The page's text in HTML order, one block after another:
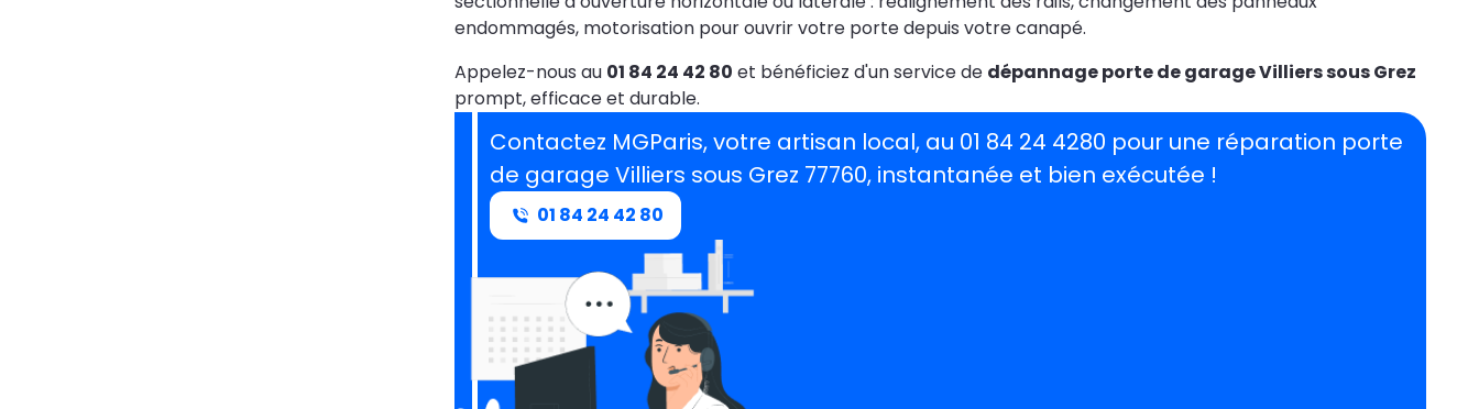
endommagés, motorisation pour ouvrir votre porte depuis votre canapé.
Appelez-nous au 01 84 24 42 80 et bénéficiez d'un service de dépannage porte de garage Villiers sous Grez
prompt, efficace et durable.
Contactez MGParis, votre artisan local, au 01 84 24 4280 pour une réparation porte
de garage Villiers sous Grez 77760, instantanée et bien exécutée !
01 84 24 42 80